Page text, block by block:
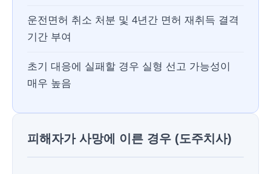
운전면허 취소 처분 및 4년간 면허 재취득 결격
기간 부여
초기 대응에 실패할 경우 실형 선고 가능성이
매우 높음
피해자가 사망에 이른 경우 (도주치사)